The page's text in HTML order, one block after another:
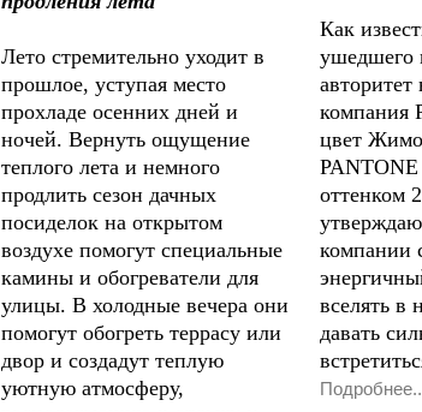
Лето стремительно уходит в
прошлое, уступая место
прохладе осенних дней и
ночей. Вернуть ощущение
теплого лета и немного
продлить сезон дачных
посиделок на открытом
воздухе помогут специальные
камины и обогреватели для
улицы. В холодные вечера они
помогут обогреть террасу или
двор и создадут теплую
уютную атмосферу,
Как
ушедшего
авторитет
компания
цвет
оттенком
компании
вселять в
давать